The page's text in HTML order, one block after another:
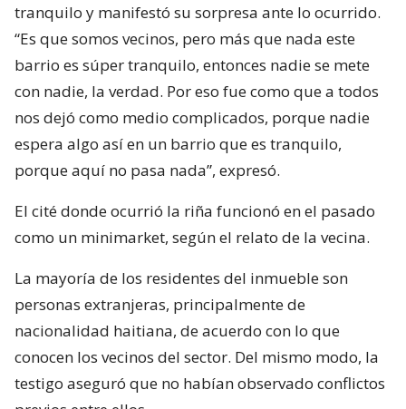
tranquilo y manifestó su sorpresa ante lo ocurrido.
“Es que somos vecinos, pero más que nada este
barrio es súper tranquilo, entonces nadie se mete
con nadie, la verdad. Por eso fue como que a todos
nos dejó como medio complicados, porque nadie
espera algo así en un barrio que es tranquilo,
porque aquí no pasa nada”, expresó.
El cité donde ocurrió la riña funcionó en el pasado
como un minimarket, según el relato de la vecina.
La mayoría de los residentes del inmueble son
personas extranjeras, principalmente de
nacionalidad haitiana, de acuerdo con lo que
conocen los vecinos del sector. Del mismo modo, la
testigo aseguró que no habían observado conflictos